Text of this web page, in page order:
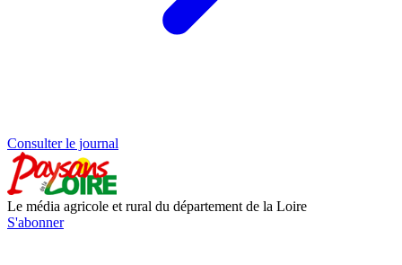
Consulter le journal
Le média agricole et rural du département de la Loire
S'abonner